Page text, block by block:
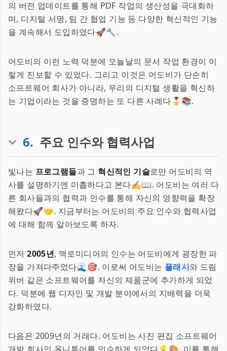
의 버전 업데이트를 통해 PDF 작업의 생산성을 극대화하
며, 디지털 서명, 팀 간 협업 기능 등 다양한 혁신적인 기능
을 계속해서 도입하였다🚀🔧.
어도비의 이런 노력 덕분에 오늘날의 문서 작업 환경이 이
렇게 진보할 수 있었다. 그리고 이것은 어도비가 단순히
소프트웨어 회사가 아니라, 우리의 디지털 생활을 혁신하
는 기업이라는 것을 증명하는 또 다른 사례다🎖️📚.
6. 주요 인수와 협력사업
빛나는 프로그램들과 그 혁신적인 기술로만 어도비의 역
사를 설명하기엔 미흡하다고 본다✍️📖. 어도비는 여러 다
른 회사들과의 협력과 인수를 통해 자신의 영향력을 확장
해왔다🚀🤝. 지금부터는 어도비의 주요 인수와 협력사업
에 대해 함께 알아보도록 하자.
먼저2005년, 맥로미디어의 인수는 어도비에게 굉장한 파
장을 가져다주었다🌊🎯. 이로써 어도비는 플래시와 드림
위버 같은 소프트웨어를 자신의 제품군에 추가하게 되었
다. 덕분에 웹 디자인 및 개발 분야에서의 지배력을 더욱
강화하였다.
다음은 2009년의 거래다. 어도비는 사진 편집 소프트웨어